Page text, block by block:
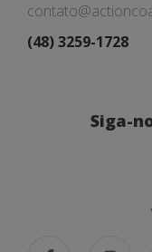
(48) 3259-1728
Siga-